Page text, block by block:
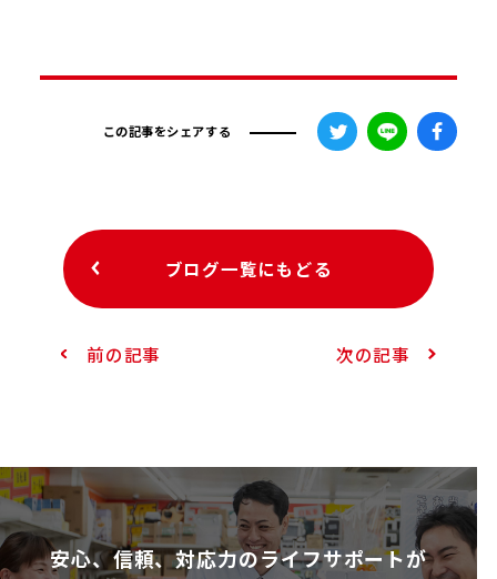
この記事をシェアする
前の記事
ブログ一覧にもどる
次の記事
安⼼、信頼、対応⼒のライフサポートが